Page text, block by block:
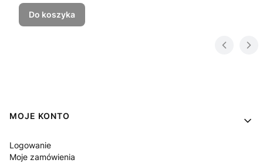
Do koszyka
Linki w stopce
MOJE KONTO
Logowanie
Moje zamówienia